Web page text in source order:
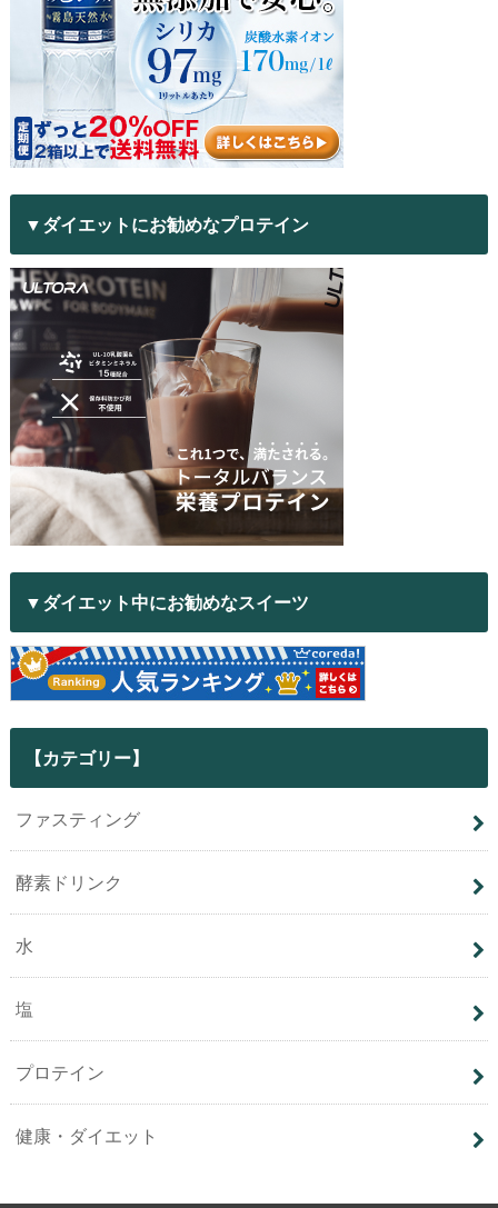
▼ダイエットにお勧めなプロテイン
▼ダイエット中にお勧めなスイーツ
【カテゴリー】
ファスティング
酵素ドリンク
水
塩
プロテイン
健康・ダイエット